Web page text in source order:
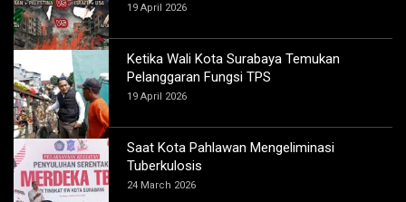
19 April 2026
Ketika Wali Kota Surabaya Temukan
Pelanggaran Fungsi TPS
19 April 2026
Saat Kota Pahlawan Mengeliminasi
Tuberkulosis
24 March 2026